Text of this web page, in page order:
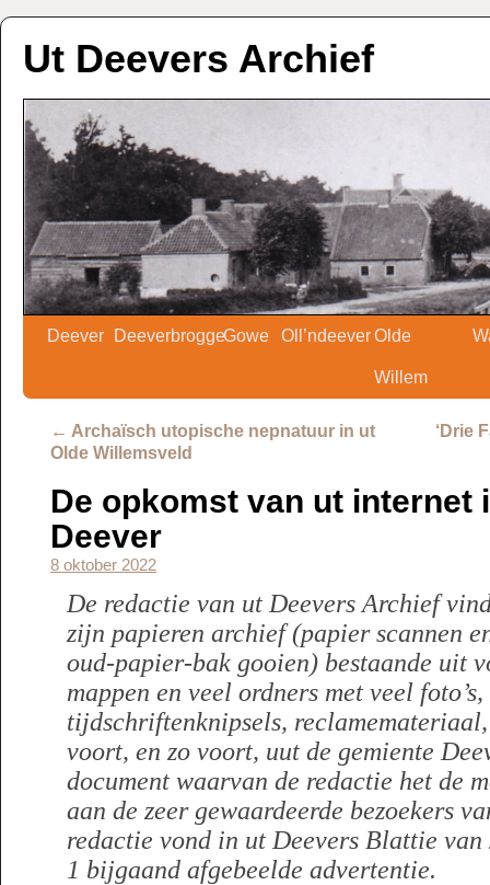
Ut Deevers Archief
Deever DeeverbroggeGowe Oll’ndeeverOlde
Willem
← Archaïsch utopische nepnatuur in ut
Olde Willemsveld
‘Drie
De opkomst van ut internet
Deever
8 oktober 2022
De redactie van ut Deevers Archief
zijn papieren archief (papier scannen
oud-papier-bak gooien) bestaande uit
mappen en veel ordners met veel
tijdschriftenknipsels,
voort, en zo voort, uut de gemiente
document waarvan de redactie het de
aan de zeer gewaardeerde bezoekers
redactie vond in ut Deevers Blattie
1 bijgaand afgebeelde advertentie.